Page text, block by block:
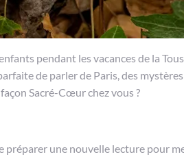
pendant les vacances de la
de parler de Paris, des
Sacré-Cœur chez vous ?
préparer une nouvelle lecture pour